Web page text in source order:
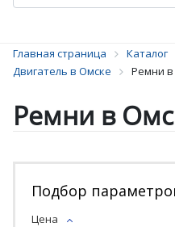
Главная страница Каталог
Двигатель в Омске
Ремни
Ремни в
Подбор
Цена